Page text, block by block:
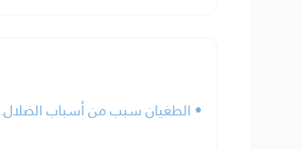
• الطغيان سبب من أسباب الضلال.